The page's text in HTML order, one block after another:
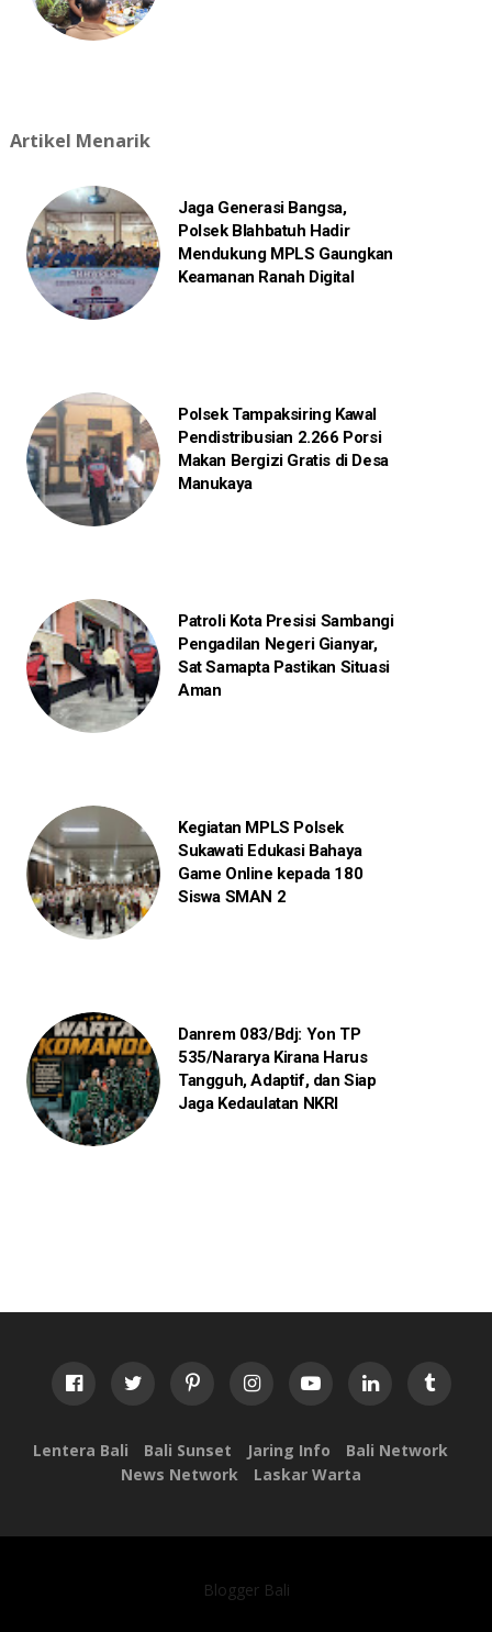
Artikel Menarik
Jaga Generasi Bangsa,
Polsek Blahbatuh Hadir
Mendukung MPLS Gaungkan
Keamanan Ranah Digital
Polsek Tampaksiring Kawal
Pendistribusian 2.266 Porsi
Makan Bergizi Gratis di Desa
Manukaya
Patroli Kota Presisi Sambangi
Pengadilan Negeri Gianyar,
Sat Samapta Pastikan Situasi
Aman
Kegiatan MPLS Polsek
Sukawati Edukasi Bahaya
Game Online kepada 180
Siswa SMAN 2
Danrem 083/Bdj: Yon TP
535/Nararya Kirana Harus
Tangguh, Adaptif, dan Siap
Jaga Kedaulatan NKRI
Lentera Bali Bali Sunset Jaring Info
Bali Network
News Network
Laskar Warta
Blogger Bali